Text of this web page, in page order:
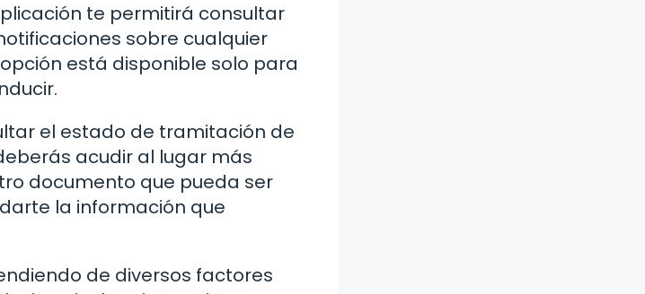
te permitirá consultar
sobre cualquier
está disponible solo para
el estado de tramitación de
acudir al lugar más
documento que pueda ser
la información que
de diversos factores